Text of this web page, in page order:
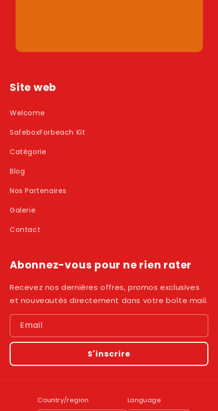
Site web
Welcome
SafeboxForbeach Kit
Catégorie
Blog
Nos Partenaires
Galerie
Contact
Abonnez-vous pour ne rien rater
Recevez nos dernières offres, promos exclusives
et nouveautés directement dans votre boîte mail.
Email
S'inscrire
Country/region Language